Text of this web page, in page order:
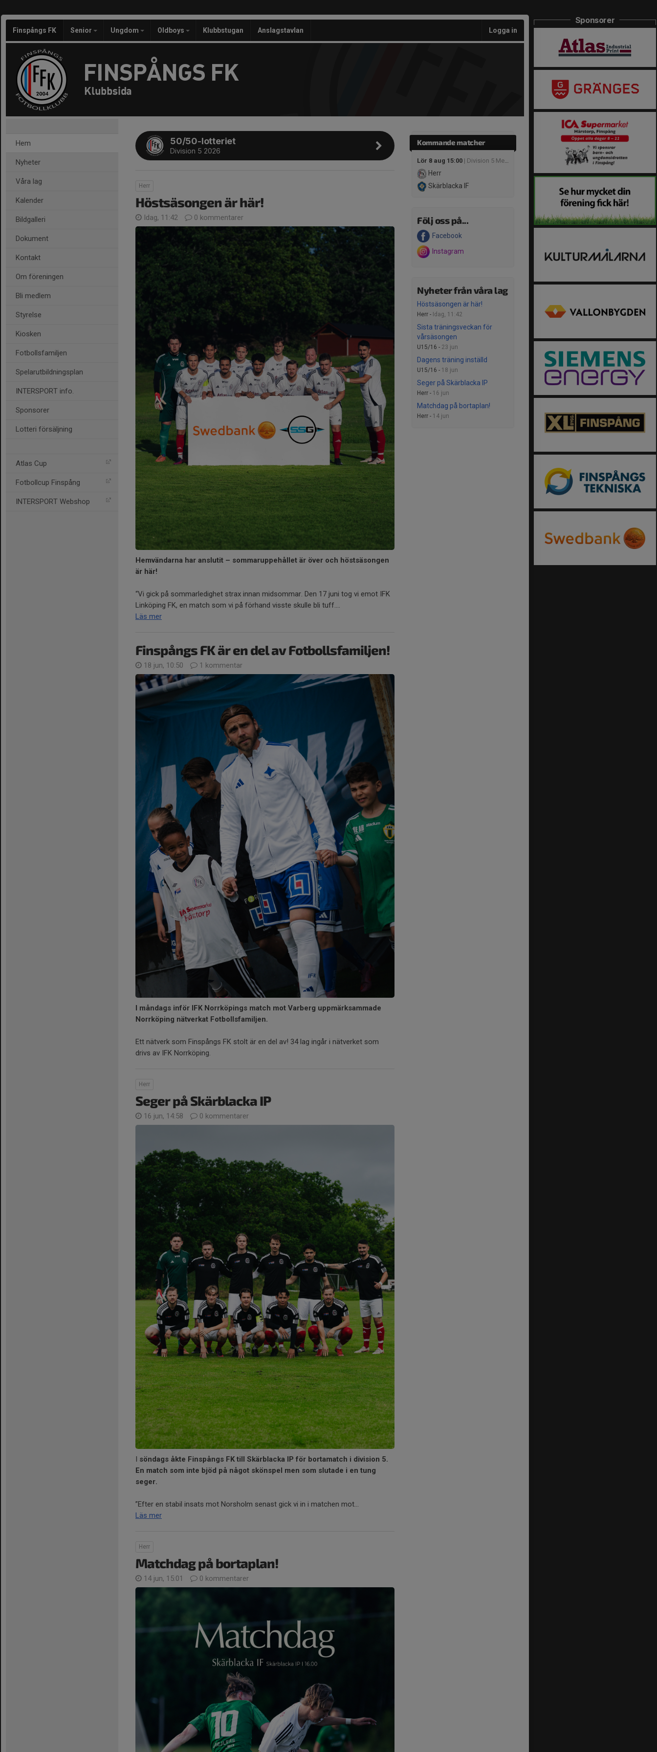
Finspångs FK Senior Ungdom Oldboys Klubbstugan Anslagstavlan Logga in
FINSPÅNGS FK
Klubbsida
Hem
Nyheter
Våra lag
Kalender
Bildgalleri
Dokument
Kontakt
Om föreningen
Bli medlem
Styrelse
Kiosken
Fotbollsfamiljen
Spelarutbildningsplan
INTERSPORT info.
Sponsorer
Lotteri försäljning
Atlas Cup
Fotbollcup Finspång
INTERSPORT Webshop
Kommande matcher
Lör 8 aug 15:00 | Division 5 Mellersta Herr Östergötland
Herr
Skärblacka IF
Följ oss på...
Facebook
Instagram
Nyheter från våra lag
Höstsäsongen är här!
Herr - Idag, 11:42
Sista träningsveckan för
vårsäsongen
U15/16 - 23 jun
Dagens träning inställd
U15/16 - 18 jun
Seger på Skärblacka IP
Herr - 16 jun
Matchdag på bortaplan!
Herr - 14 jun
50/50-lotteriet
Division 5 2026
Herr
Höstsäsongen är här!
Idag, 11:42 0 kommentarer
Hemvändarna har anslutit – sommaruppehållet är över och höstsäsongen
är här!
“Vi gick på sommarledighet strax innan midsommar. Den 17 juni tog vi emot IFK
Linköping FK, en match som vi på förhand visste skulle bli tuff....
Läs mer
Finspångs FK är en del av Fotbollsfamiljen!
18 jun, 10:50 1 kommentar
I måndags inför IFK Norrköpings match mot Varberg uppmärksammade
Norrköping nätverkat Fotbollsfamiljen.
Ett nätverk som Finspångs FK stolt är en del av! 34 lag ingår i nätverket som
drivs av IFK Norrköping.
Herr
Seger på Skärblacka IP
16 jun, 14:58 0 kommentarer
I söndags åkte Finspångs FK till Skärblacka IP för bortamatch i division 5.
En match som inte bjöd på något skönspel men som slutade i en tung
seger.
”Efter en stabil insats mot Norsholm senast gick vi in i matchen mot...
Läs mer
Herr
Matchdag på bortaplan!
14 jun, 15:01 0 kommentarer
Sponsorer